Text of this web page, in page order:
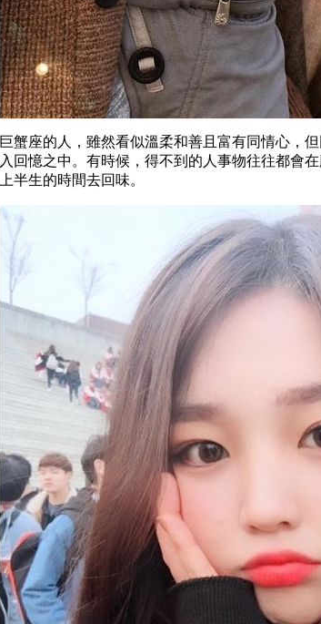
巨蟹座的人，雖然看似溫柔和善且富有同情心，
入回憶之中。有時候，得不到的人事物往往都會
上半生的時間去回味。